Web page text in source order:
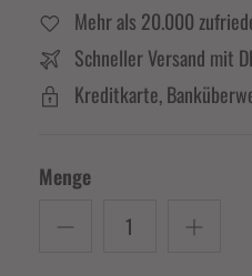
Mehr als 20.000
Schneller Versand mit
Kreditkarte,
Menge